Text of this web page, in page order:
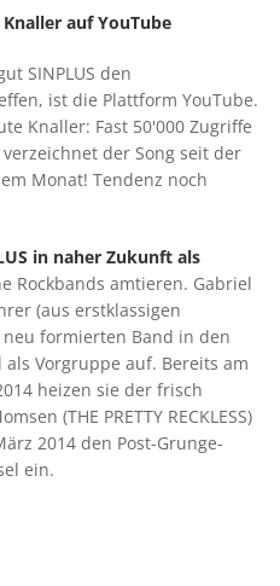
Knaller auf YouTube
SINPLUS den
ist die Plattform YouTube.
Knaller: Fast 50'000 Zugriffe
der Song seit der
Monat! Tendenz noch
in naher Zukunft als
Rockbands amtieren. Gabriel
(aus erstklassigen
formierten Band in den
Vorgruppe auf. Bereits am
heizen sie der frisch
(THE PRETTY RECKLESS)
2014 den Post-Grunge-
ein.